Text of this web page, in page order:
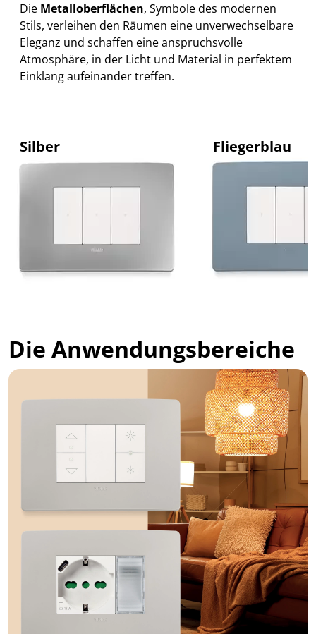
Die Metalloberflächen, Symbole des modernen
Stils, verleihen den Räumen eine unverwechselbare
Eleganz und schaffen eine anspruchsvolle
Atmosphäre, in der Licht und Material in perfektem
Einklang aufeinander treffen.
Silber Fliegerblau
Die Anwendungsbereiche